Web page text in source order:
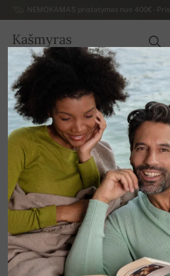
NEMOKAMAS pristatymas nuo 400€ -
Kašmyras
LIETUVA
Atgal